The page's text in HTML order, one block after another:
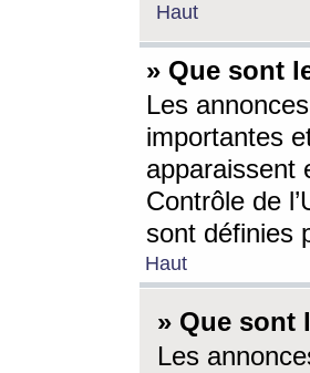
Haut
» Que sont
Les
importantes
apparaissent
Contrôle de
sont définies
Haut
» Que sont
Les